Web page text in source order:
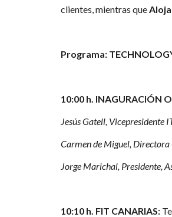
clientes, mientras que
Programa:
10:00 h. INAGURACIÓN
Jesús Gatell, Vicepresidente
Carmen de Miguel, Directora
Jorge Marichal, Presidente,
10:10 h. FIT CANARIAS: